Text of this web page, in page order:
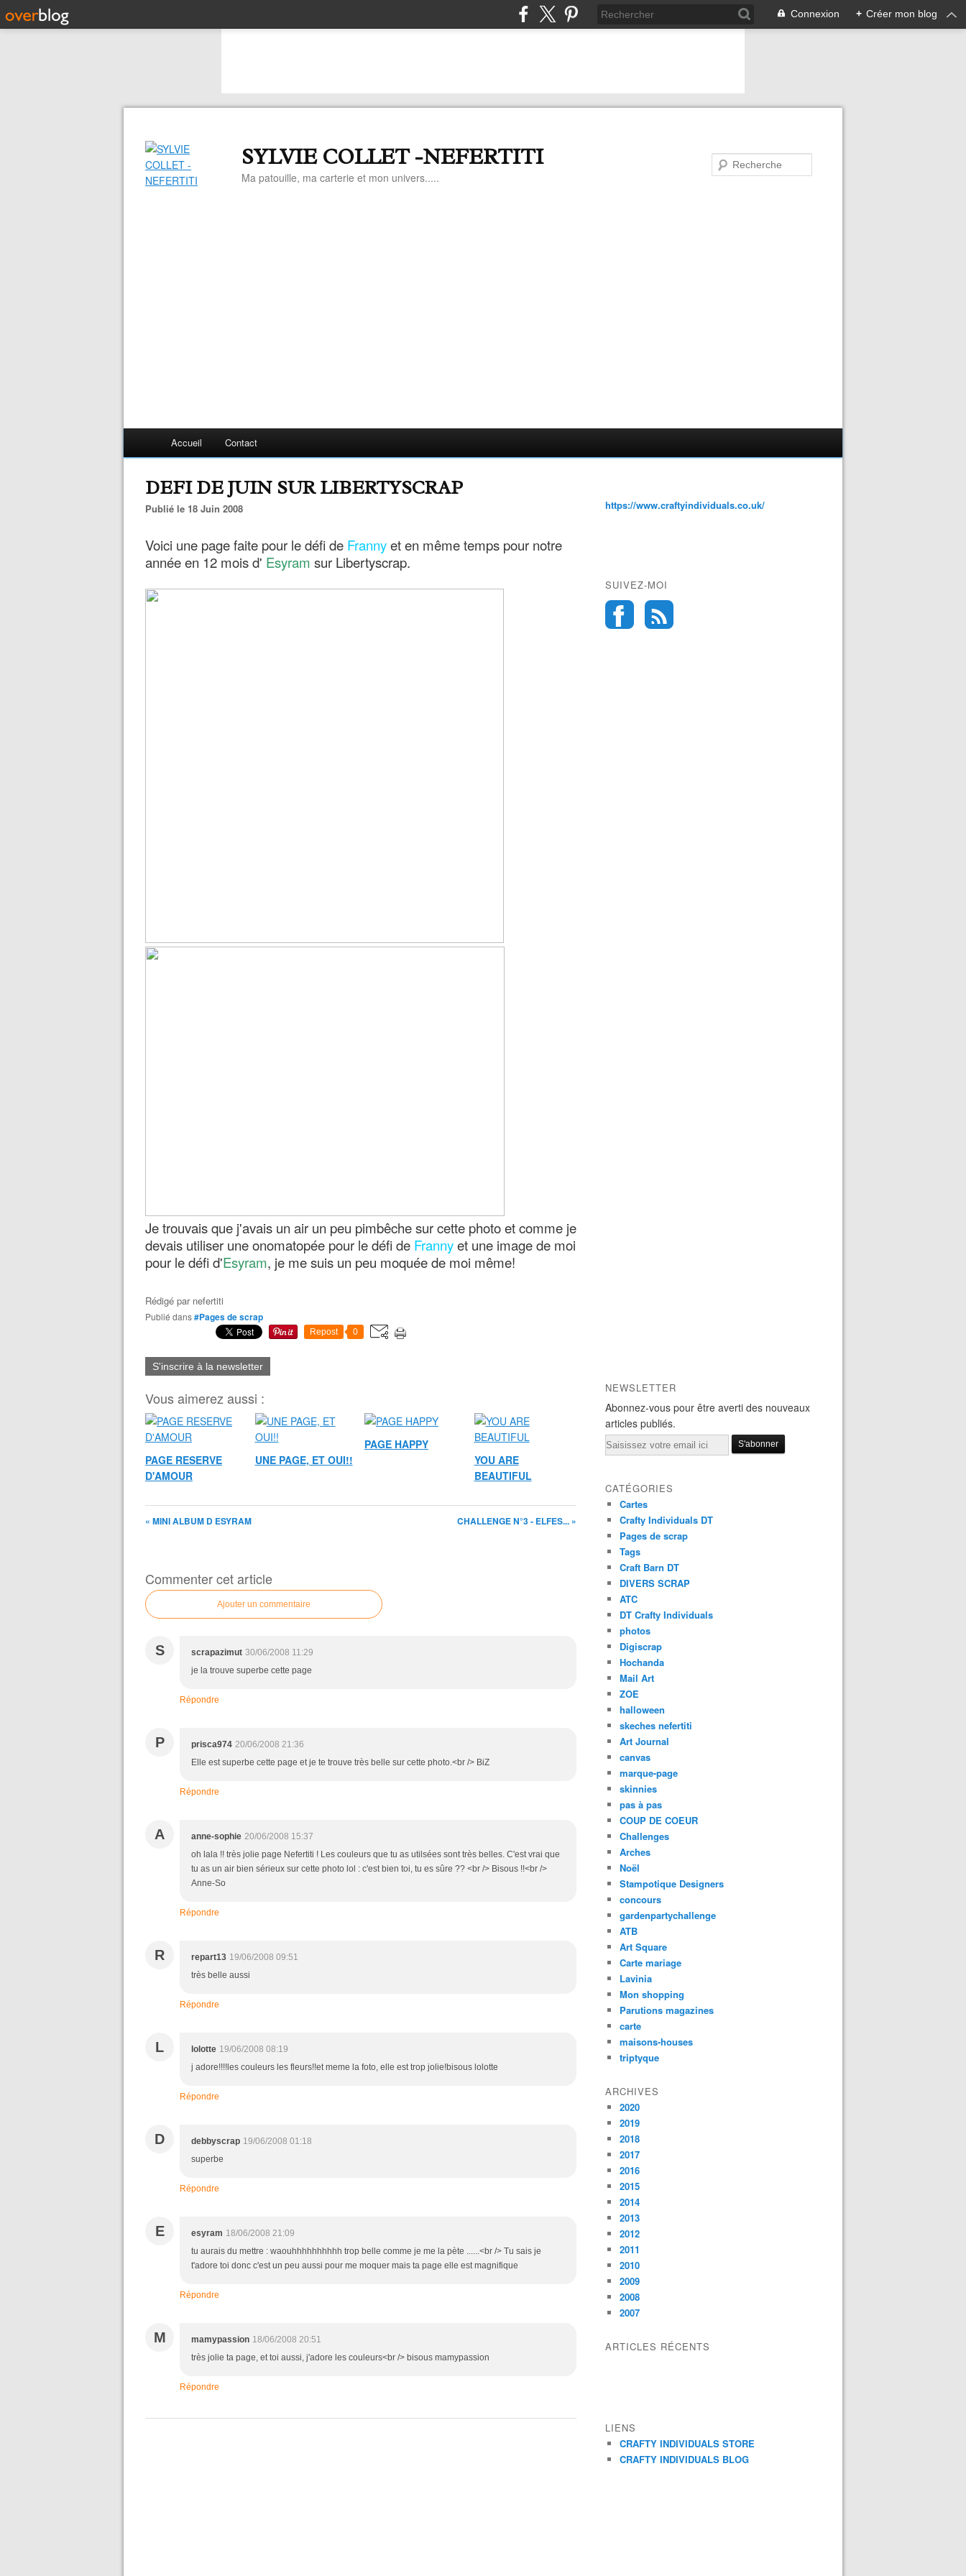
Connexion + Créer mon blog
SYLVIE COLLET -NEFERTITI
Ma patouille, ma carterie et mon univers.....
Accueil Contact
DEFI DE JUIN SUR LIBERTYSCRAP
Publié le 18 Juin 2008
Voici une page faite pour le défi de Frannyet en même temps pour notre
année en 12 mois d' Esyram sur Libertyscrap.
Je trouvais que j'avais un air un peu pimbêche sur cette photo et comme je
devais utiliser une onomatopée pour le défi de Frannyet une image de moi
pour le défi d'Esyram, je me suis un peu moquée de moi même!
Rédigé par nefertiti
Publié dans#Pages de scrap
Repost 0
S'inscrire à la newsletter
Vous aimerez aussi :
PAGE RESERVE
D'AMOUR
UNE PAGE, ET OUI!!
PAGE HAPPY
YOU ARE
BEAUTIFUL
« MINI ALBUM D ESYRAM CHALLENGE N°3 - ELFES... »
Commenter cet article
Ajouter un commentaire
S scrapazimut 30/06/2008 11:29
je la trouve superbe cette page
Répondre
P prisca974 20/06/2008 21:36
Elle est superbe cette page et je te trouve très belle sur cette photo.<br /> BiZ
Répondre
A anne-sophie 20/06/2008 15:37
oh lala !! très jolie page Nefertiti ! Les couleurs que tu as utilsées sont très belles. C'est vrai que
tu as un air bien sérieux sur cette photo lol : c'est bien toi, tu es sûre ?? <br /> Bisous !!<br />
Anne-So
Répondre
R repart13 19/06/2008 09:51
très belle aussi
Répondre
L lolotte 19/06/2008 08:19
j adore!!!!les couleurs les fleurs!!et meme la foto, elle est trop jolie!bisous lolotte
Répondre
D debbyscrap 19/06/2008 01:18
superbe
Répondre
E esyram 18/06/2008 21:09
tu aurais du mettre : waouhhhhhhhhhh trop belle comme je me la pète ......<br /> Tu sais je
t'adore toi donc c'est un peu aussi pour me moquer mais ta page elle est magnifique
Répondre
M mamypassion 18/06/2008 20:51
très jolie ta page, et toi aussi, j'adore les couleurs<br /> bisous mamypassion
Répondre
https://www.craftyindividuals.co.uk/
SUIVEZ-MOI
NEWSLETTER
Abonnez-vous pour être averti des nouveaux
articles publiés.
Email
CATÉGORIES
Cartes
Crafty Individuals DT
Pages de scrap
Tags
Craft Barn DT
DIVERS SCRAP
ATC
DT Crafty Individuals
photos
Digiscrap
Hochanda
Mail Art
ZOE
halloween
skeches nefertiti
Art Journal
canvas
marque-page
skinnies
pas à pas
COUP DE COEUR
Challenges
Arches
Noël
Stampotique Designers
concours
gardenpartychallenge
ATB
Art Square
Carte mariage
Lavinia
Mon shopping
Parutions magazines
carte
maisons-houses
triptyque
ARCHIVES
2020
2019
2018
2017
2016
2015
2014
2013
2012
2011
2010
2009
2008
2007
ARTICLES RÉCENTS
LIENS
CRAFTY INDIVIDUALS STORE
CRAFTY INDIVIDUALS BLOG